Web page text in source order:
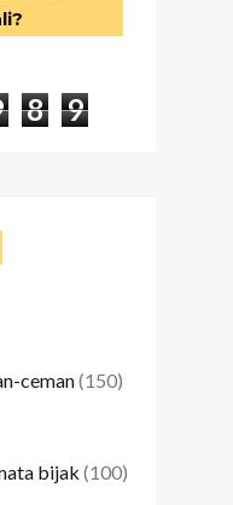
8 9
ceman(150)
bijak (100)